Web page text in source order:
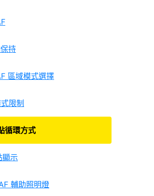
持
區域模式選擇
限制
循環方式
顯示
輔助照明燈